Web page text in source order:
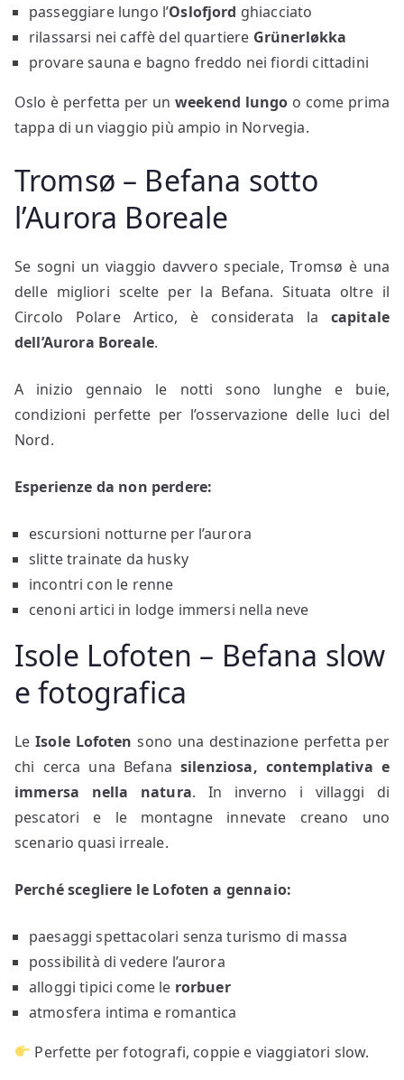
passeggiare lungo l’Oslofjord ghiacciato
rilassarsi nei caffè del quartiere Grünerløkka
provare sauna e bagno freddo nei fiordi cittadini
Oslo è perfetta per un weekend lungo o come prima
tappa di un viaggio più ampio in Norvegia.
Tromsø – Befana sotto
l’Aurora Boreale
Se sogni un viaggio davvero speciale, Tromsø è una
delle migliori scelte per la Befana. Situata oltre il
Circolo Polare Artico, è considerata la capitale
dell’Aurora Boreale.
A inizio gennaio le notti sono lunghe e buie,
condizioni perfette per l’osservazione delle luci del
Nord.
Esperienze da non perdere:
escursioni notturne per l’aurora
slitte trainate da husky
incontri con le renne
cenoni artici in lodge immersi nella neve
Isole Lofoten – Befana slow
e fotografica
LeIsole Lofoten sono una destinazione perfetta per
chi cerca una Befana silenziosa, contemplativa e
immersa nella natura. In inverno i villaggi di
pescatori e le montagne innevate creano uno
scenario quasi irreale.
Perché scegliere le Lofoten a gennaio:
paesaggi spettacolari senza turismo di massa
possibilità di vedere l’aurora
alloggi tipici come le rorbuer
atmosfera intima e romantica
Perfette per fotografi, coppie e viaggiatori slow.